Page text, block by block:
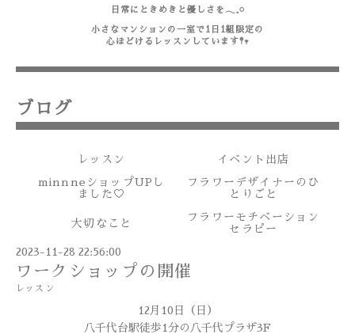
日常にときめきと優しさを𓂃𓈒𓏸
小さなマンションの一室で1日1組限定の
心ほどけるレッスンしています𖤣𖥧
ブログ
レッスン イベント出店
minnneショップUPし
ました♡
フラワーデザイナーのひ
とりごと
大切なこと
フラワーモチベーション
セラピー
2023-11-28 22:56:00
ワークショップの開催
レッスン
12月10日（日）
八千代台駅徒歩1分の八千代プラザ3F